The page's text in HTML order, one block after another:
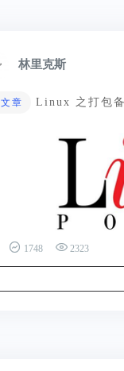
林里克斯
文章 Linux 之打包
1748 2323